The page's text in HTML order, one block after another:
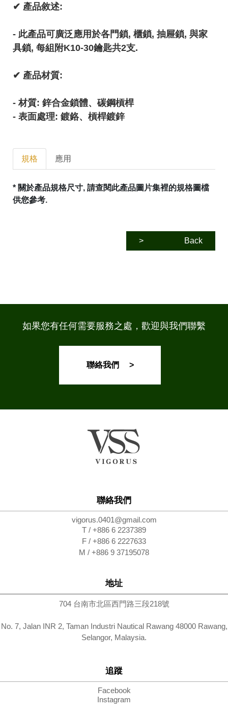
✔︎ 產品敘述:
- 此產品可廣泛應用於各門鎖, 櫃鎖, 抽屜鎖, 與家
具鎖, 每組附K10-30鑰匙共2支.
✔︎ 產品材質:
- 材質: 鋅合金鎖體、碳鋼槓桿
- 表面處理: 鍍鉻、槓桿鍍鋅
規格 應用
* 關於產品規格尺寸, 請查閱此產品圖片集裡的規格圖檔
供您參考.
> Back
如果您有任何需要服務之處，歡迎與我們聯繫
聯絡我們 >
聯絡我們
vigorus.0401@gmail.com
T / +886 6 2237389
F / +886 6 2227633
M / +886 9 37195078
地址
704 台南市北區西門路三段218號
No. 7, Jalan INR 2, Taman Industri Nautical Rawang 48000 Rawang,
Selangor, Malaysia.
追蹤
Facebook
Instagram